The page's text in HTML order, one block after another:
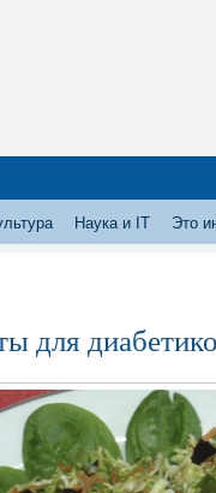
Наука и IT Это
для